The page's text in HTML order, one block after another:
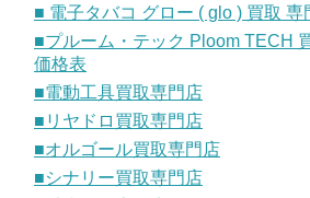
■ 電子タバコ グロー ( glo ) 買取 専
■プルーム・テック Ploom TECH
価格表
■電動工具買取専門店
■リヤドロ買取専門店
■オルゴール買取専門店
■シナリー買取専門店